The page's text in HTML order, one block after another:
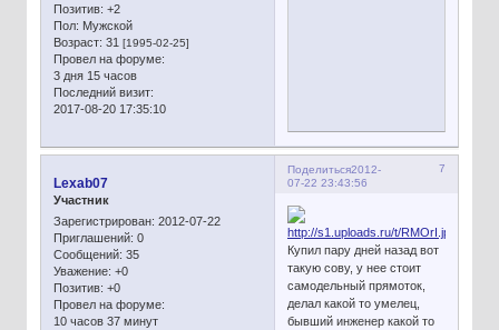
Позитив: +2
Пол: Мужской
Возраст: 31 [1995-02-25]
Провел на форуме:
3 дня 15 часов
Последний визит:
2017-08-20 17:35:10
Поделиться 7
2012-
07-22 23:43:56
Lexab07
Участник
Зарегистрирован: 2012-07-22
Приглашений: 0
Сообщений: 35
Уважение: +0
Позитив: +0
Провел на форуме:
10 часов 37 минут
Купил пару дней назад вот
такую сову, у нее стоит
самодельный прямоток,
делал какой то умелец,
бывший инженер какой то